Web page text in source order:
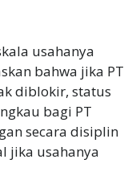
usahanya
bahwa jika PT
diblokir, status
bagi PT
secara disiplin
jika usahanya